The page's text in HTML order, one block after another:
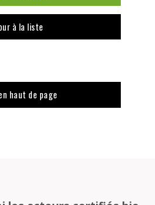
à la liste
haut de page